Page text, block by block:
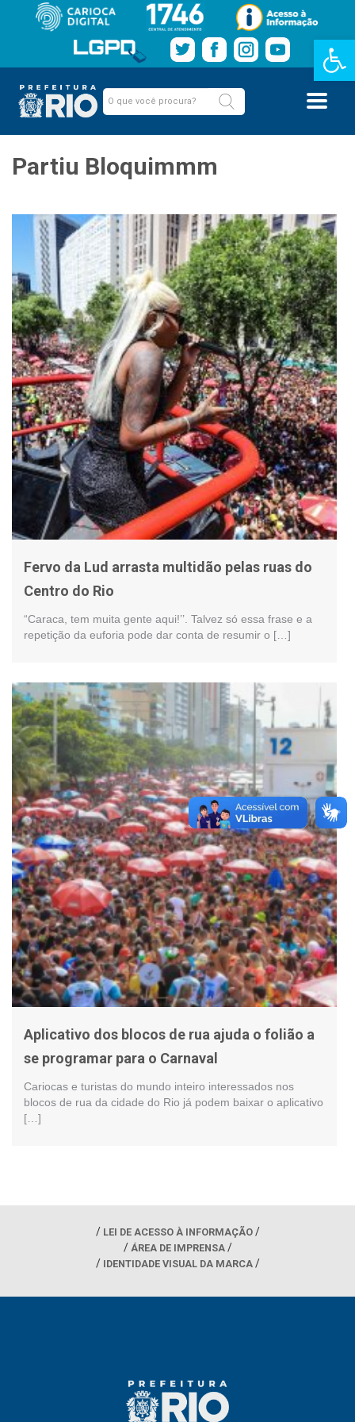
Barra de
Partiu Bloquimmm
Fervo da Lud arrasta multidão pelas ruas do
Centro do Rio
“Caraca, tem muita gente aqui!’’. Talvez só essa frase e a
repetição da euforia pode dar conta de resumir o […]
Aplicativo dos blocos de rua ajuda o folião a
se programar para o Carnaval
Cariocas e turistas do mundo inteiro interessados nos
blocos de rua da cidade do Rio já podem baixar o aplicativo
[…]
LEI DE ACESSO À INFORMAÇÃO
ÁREA DE IMPRENSA
IDENTIDADE VISUAL DA MARCA